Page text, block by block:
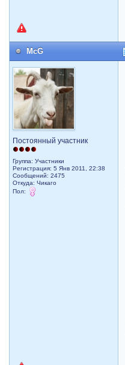
McG
Постоянный участник
Группа: Участники
Регистрация: 5 Янв 2011, 22:38
Сообщений: 2475
Откуда: Чикаго
Пол: